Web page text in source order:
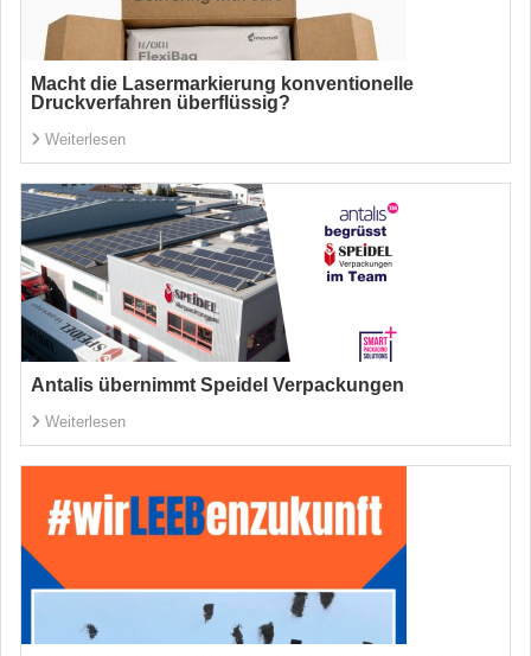
Macht die Lasermarkierung konventionelle
Druckverfahren überflüssig?
Weiterlesen
Antalis übernimmt Speidel Verpackungen
Weiterlesen